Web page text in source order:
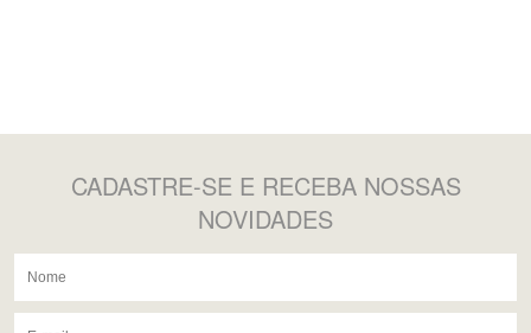
CADASTRE-SE E RECEBA NOSSAS
NOVIDADES